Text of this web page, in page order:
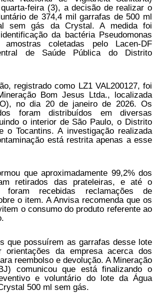
feira (3), a decisão de realizar o
de 374,4 mil garrafas de 500 ml
sem gás da Crystal. A medida foi
da bactéria Pseudomonas
amostras coletadas pelo Lacen-DF
de Saúde Pública do Distrito
registrado como LZ1 VAL200127, foi
Bom Jesus Ltda., localizada
no dia 20 de janeiro de 2026. Os
foram distribuídos em diversas
o interior de São Paulo, o Distrito
o Tocantins. A investigação realizada
está restrita apenas a esse
que aproximadamente 99,2% dos
retirados das prateleiras, e até o
foram recebidas reclamações de
o item. A Anvisa recomenda que os
o consumo do produto referente ao
que possuírem as garrafas desse lote
orientações da empresa acerca dos
reembolso e devolução. A Mineração
comunicou que está finalizando o
e voluntário do lote da Água
500 ml sem gás.